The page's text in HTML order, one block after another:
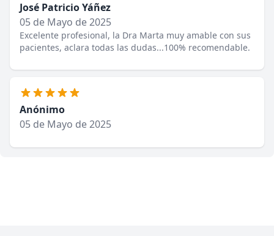
José Patricio Yáñez
05 de Mayo de 2025
Excelente profesional, la Dra Marta muy amable con sus
pacientes, aclara todas las dudas...100% recomendable.
Anónimo
05 de Mayo de 2025